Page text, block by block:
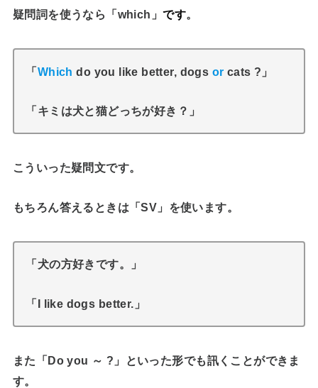
疑問詞を使うなら「which」です。
「Which do you like better, dogs or cats ?」
「キミは犬と猫どっちが好き？」
こういった疑問文です。
もちろん答えるときは「SV」を使います。
「犬の方好きです。」
「I like dogs better.」
また「Do you ～ ?」といった形でも訊くことができま
す。